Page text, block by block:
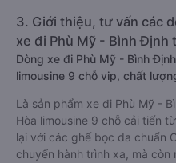
3. Giới thiệu, tư vấn các
xe đi Phù Mỹ - Bình Định
Dòng xe đi Phù Mỹ - Bình
limousine 9 chỗ vip, chất
Là sản phẩm xe đi Phù Mỹ -
Hòa limousine 9 chỗ cải tiến
lại với các ghế bọc da chuẩn
chuyến hành trình xa, mà